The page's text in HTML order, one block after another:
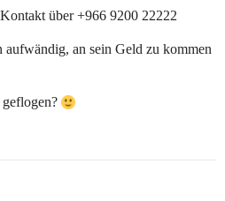
über +966 9200 22222
aufwändig, an sein Geld zu kommen